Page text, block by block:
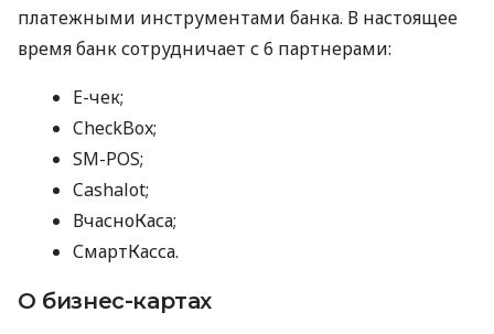
платежными инструментами банка. В настоящее
время банк сотрудничает с 6 партнерами:
E-чек;
CheckBox;
SM-POS;
Cashalot;
ВчасноКаса;
СмартКасса.
О бизнес-картах